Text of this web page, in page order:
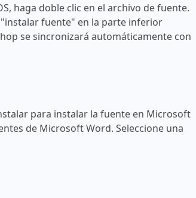
haga doble clic en el archivo de fuente.
"instalar fuente" en la parte inferior
se sincronizará automáticamente con
para instalar la fuente en Microsoft
de Microsoft Word. Seleccione una